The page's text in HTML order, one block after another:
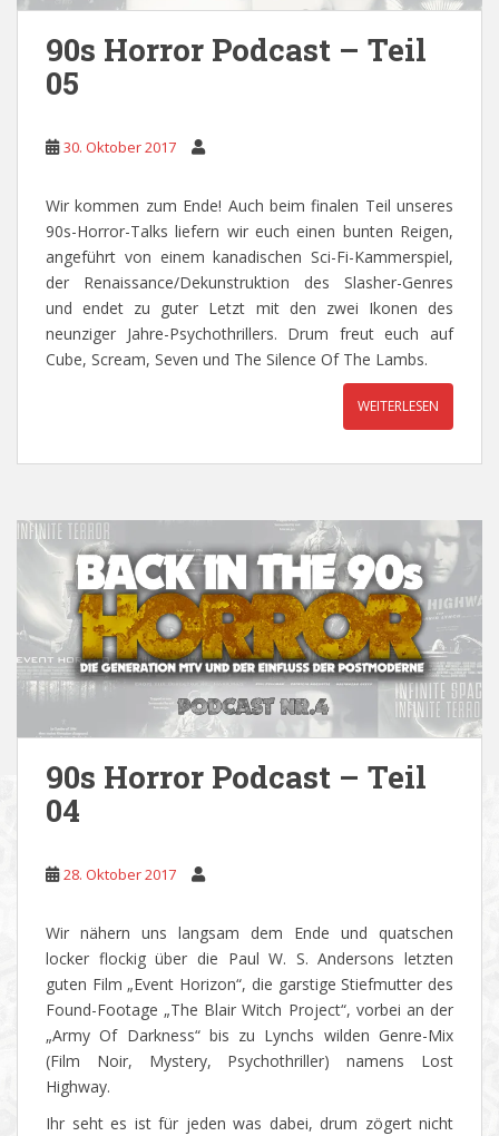
90s Horror Podcast – Teil
05
30. Oktober 2017
Wir kommen zum Ende! Auch beim finalen Teil unseres
90s-Horror-Talks liefern wir euch einen bunten Reigen,
angeführt von einem kanadischen Sci-Fi-Kammerspiel,
der Renaissance/Dekunstruktion des Slasher-Genres
und endet zu guter Letzt mit den zwei Ikonen des
neunziger Jahre-Psychothrillers. Drum freut euch auf
Cube, Scream, Seven und The Silence Of The Lambs.
WEITERLESEN
90s Horror Podcast – Teil
04
28. Oktober 2017
Wir nähern uns langsam dem Ende und quatschen
locker flockig über die Paul W. S. Andersons letzten
guten Film „Event Horizon“, die garstige Stiefmutter des
Found-Footage „The Blair Witch Project“, vorbei an der
„Army Of Darkness“ bis zu Lynchs wilden Genre-Mix
(Film Noir, Mystery, Psychothriller) namens Lost
Highway.
Ihr seht es ist für jeden was dabei, drum zögert nicht